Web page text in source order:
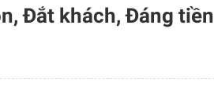
Đắt khách, Đáng tiền